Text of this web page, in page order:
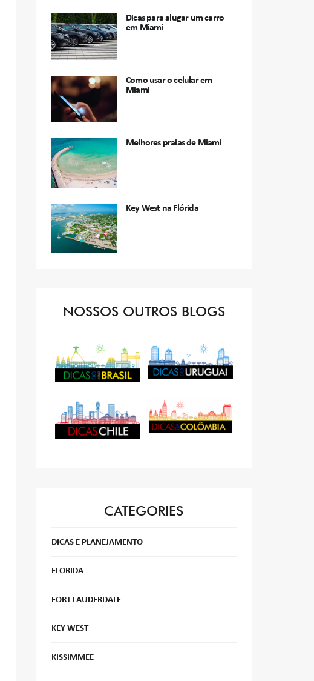
Dicas para alugar um carro
em Miami
Como usar o celular em
Miami
Melhores praias de Miami
Key West na Flórida
NOSSOS OUTROS BLOGS
CATEGORIES
DICAS E PLANEJAMENTO
FLORIDA
FORT LAUDERDALE
KEY WEST
KISSIMMEE